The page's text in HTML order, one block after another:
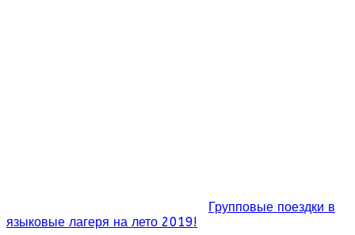
Групповые поездки в
языковые лагеря на лето 2019!